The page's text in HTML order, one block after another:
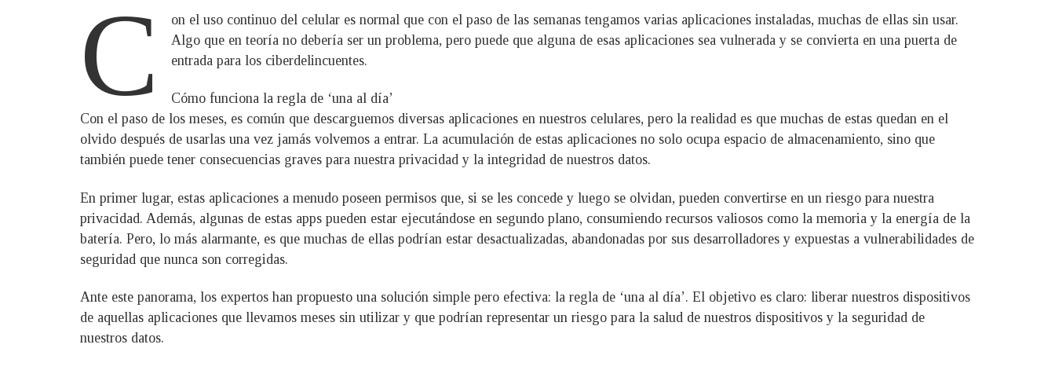
C
on el uso continuo del celular es normal que con el paso de las semanas tengamos varias aplicaciones instaladas, muchas de ellas sin usar.
Algo que en teoría no debería ser un problema, pero puede que alguna de esas aplicaciones sea vulnerada y se convierta en una puerta de
entrada para los ciberdelincuentes.
Cómo funciona la regla de ‘una al día’
Con el paso de los meses, es común que descarguemos diversas aplicaciones en nuestros celulares, pero la realidad es que muchas de estas quedan en el
olvido después de usarlas una vez jamás volvemos a entrar. La acumulación de estas aplicaciones no solo ocupa espacio de almacenamiento, sino que
también puede tener consecuencias graves para nuestra privacidad y la integridad de nuestros datos.
En primer lugar, estas aplicaciones a menudo poseen permisos que, si se les concede y luego se olvidan, pueden convertirse en un riesgo para nuestra
privacidad. Además, algunas de estas apps pueden estar ejecutándose en segundo plano, consumiendo recursos valiosos como la memoria y la energía de la
batería. Pero, lo más alarmante, es que muchas de ellas podrían estar desactualizadas, abandonadas por sus desarrolladores y expuestas a vulnerabilidades de
seguridad que nunca son corregidas.
Ante este panorama, los expertos han propuesto una solución simple pero efectiva: la regla de ‘una al día’. El objetivo es claro: liberar nuestros dispositivos
de aquellas aplicaciones que llevamos meses sin utilizar y que podrían representar un riesgo para la salud de nuestros dispositivos y la seguridad de
nuestros datos.